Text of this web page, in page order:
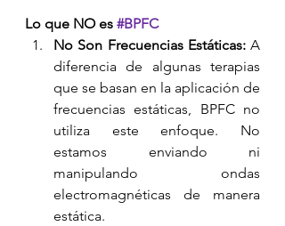
Lo que NO es #BPFC
No Son Frecuencias Estáticas: A
diferencia de algunas terapias
que se basan en la aplicación de
frecuencias estáticas, BPFC no
utiliza este enfoque. No
estamos enviando ni
manipulando ondas
electromagnéticas de manera
estática.